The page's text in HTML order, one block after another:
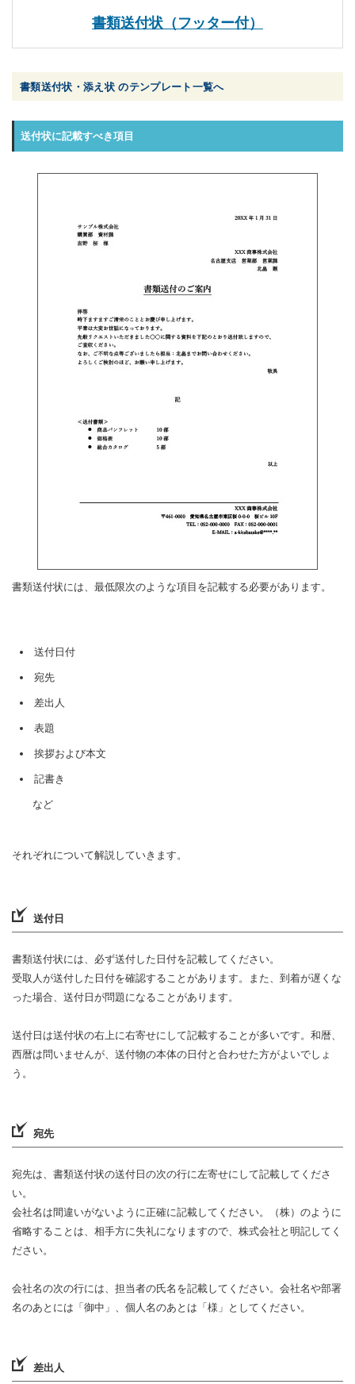
書類送付状（フッター付）
書類送付状・添え状 のテンプレート一覧へ
送付状に記載すべき項目
書類送付状には、最低限次のような項目を記載する必要があります。
送付日付
宛先
差出人
表題
挨拶および本文
記書き
など
それぞれについて解説していきます。
送付日
書類送付状には、必ず送付した日付を記載してください。
受取人が送付した日付を確認することがあります。また、到着が遅くな
った場合、送付日が問題になることがあります。
送付日は送付状の右上に右寄せにして記載することが多いです。和暦、
西暦は問いませんが、送付物の本体の日付と合わせた方がよいでしょ
う。
宛先
宛先は、書類送付状の送付日の次の行に左寄せにして記載してくださ
い。
会社名は間違いがないように正確に記載してください。（株）のように
省略することは、相手方に失礼になりますので、株式会社と明記してく
ださい。
会社名の次の行には、担当者の氏名を記載してください。会社名や部署
名のあとには「御中」、個人名のあとは「様」としてください。
差出人